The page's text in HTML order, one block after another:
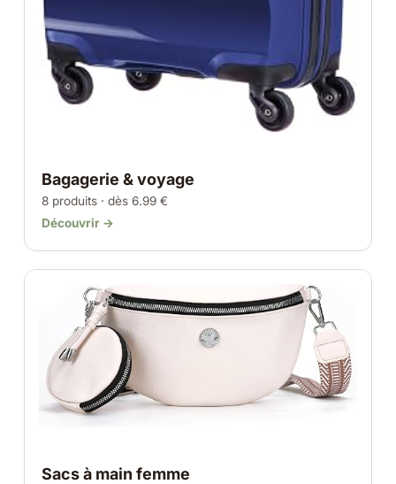
Bagagerie & voyage
8 produits · dès 6.99 €
Découvrir →
Sacs à main femme